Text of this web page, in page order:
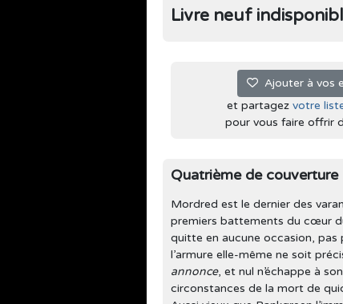
Livre neuf
Ajouter à vos
et partagez votre
pour vous faire offrir
Quatrième de couverture
Mordred est le dernier des
premiers battements du cœur
quitte en aucune occasion, pas
l’armure elle-même ne soit
annonce, et nul n’échappe à
circonstances de la mort de